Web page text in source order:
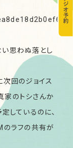
思わぬ落とし
次回のジョイス
家のトシさんか
しているのに、
のラフの共有が